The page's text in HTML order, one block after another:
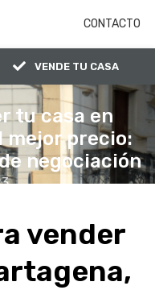
CONTACTO
VENDE TU CASA
tu casa en
mejor precio:
negociación
vender